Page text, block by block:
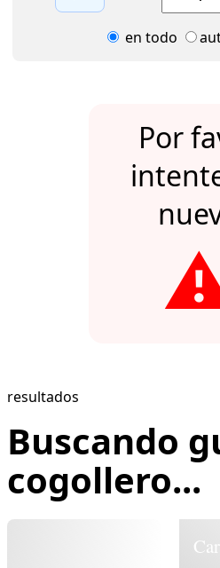
en todo
Por
resultados
Buscando
cogollero...